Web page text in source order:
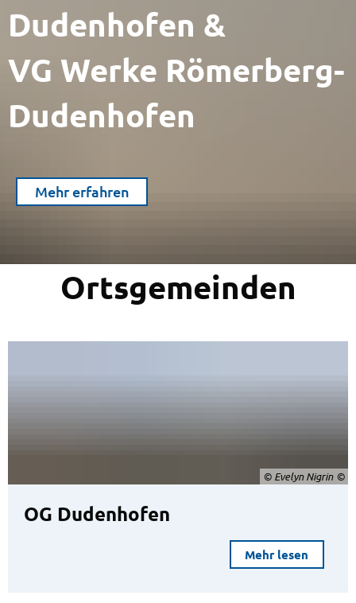
Dudenhofen &
VG Werke Römerberg-
Dudenhofen
Mehr erfahren
Ortsgemeinden
© Evelyn Nigrin
OG Dudenhofen
Mehr lesen